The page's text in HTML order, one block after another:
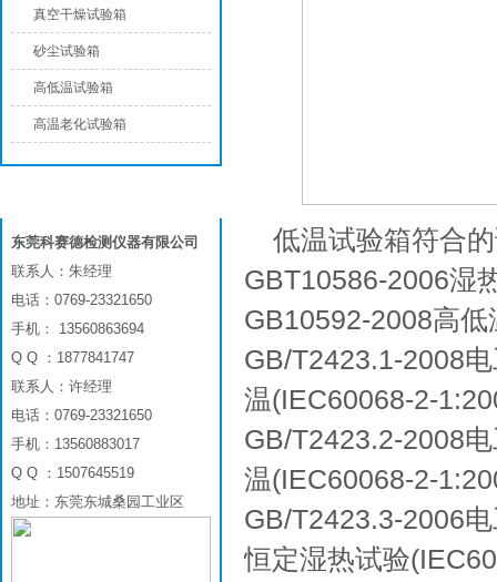
低温试验箱符合
GBT10586-2006湿
GB10592-2008高
GB/T2423.1-2008
温(IEC60068-2-
GB/T2423.2-2008
温(IEC60068-2-
GB/T2423.3-2006
恒定湿热试验
真空干燥试验箱
砂尘试验箱
高低温试验箱
高温老化试验箱
东莞科赛德检测仪器有限公司
联系人：朱经理
电话：0769-23321650
手机： 13560863694
Q Q ：1877841747
联系人：许经理
电话：0769-23321650
手机：13560883017
Q Q ：1507645519
地址：东莞东城桑园工业区